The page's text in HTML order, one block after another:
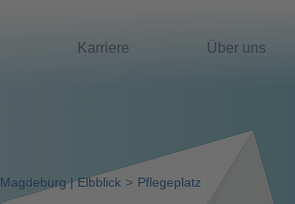
Magdeburg | Elbblick Pflegeplatz
Karriere Über uns